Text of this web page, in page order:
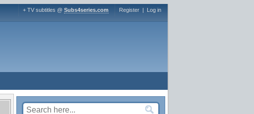
+ TV subtitles @ Subs4series.com Register | Log in